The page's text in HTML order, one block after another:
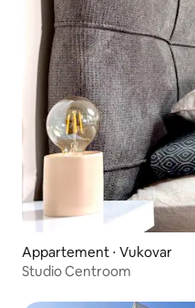
Appartement ⋅ Vukovar
Studio Centroom